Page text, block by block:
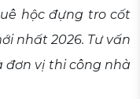
hộc đựng tro cốt
nhất 2026. Tư vấn
đơn vị thi công nhà